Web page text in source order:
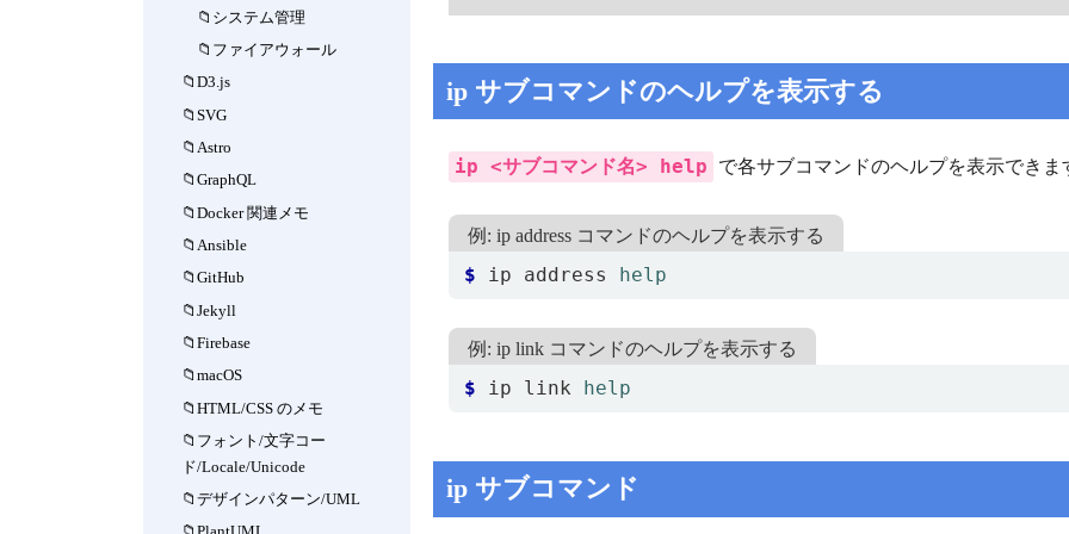
システム管理
ファイアウォール
D3.js
SVG
Astro
GraphQL
Docker 関連メモ
Ansible
GitHub
Jekyll
Firebase
macOS
HTML/CSS のメモ
フォント/文字コー
ド/Locale/Unicode
デザインパターン/UML
ip サブコマンドのヘルプを表示する
ip <サブコマンド名> help で各サブコマンドのヘルプを表示できま
例: ip address コマンドのヘルプを表示する
$ ip address help
例: ip link コマンドのヘルプを表示する
$ ip link help
ip サブコマンド